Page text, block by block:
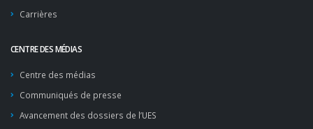
Carrières
CENTRE DES MÉDIAS
Centre des médias
Communiqués de presse
Avancement des dossiers de l’UES